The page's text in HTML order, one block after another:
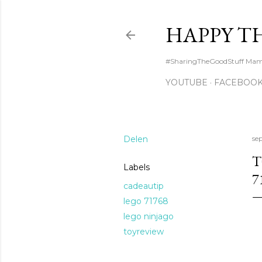
HAPPY
#SharingTheGoodStuff
YOUTUBE
Delen
Labels
cadeautip
lego 71768
lego ninjago
toyreview